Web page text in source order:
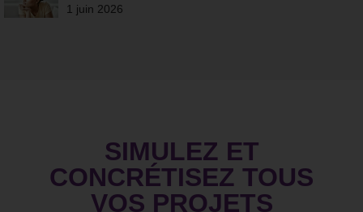
1 juin 2026
SIMULEZ ET
CONCRÉTISEZ TOUS
VOS PROJETS